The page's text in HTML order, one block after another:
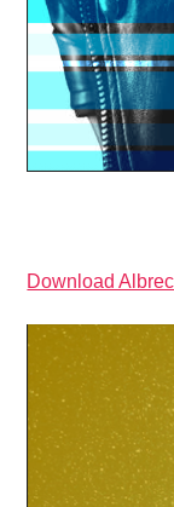
Download